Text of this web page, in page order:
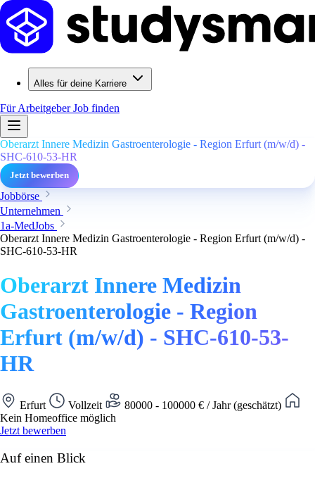
Alles für deine Karriere
Für ArbeitgeberJob finden
Oberarzt Innere Medizin Gastroenterologie - Region Erfurt (m/w/d) -
SHC-610-53-HR
Jetzt bewerben
Jobbörse
Unternehmen
1a-MedJobs
Oberarzt Innere Medizin Gastroenterologie - Region Erfurt (m/w/d) -
SHC-610-53-HR
Oberarzt Innere Medizin
Gastroenterologie - Region
Erfurt (m/w/d) - SHC-610-53-
HR
Erfurt Vollzeit
80000 - 100000 € / Jahr (geschätzt)
Kein Homeoffice möglich
Jetzt bewerben
Auf einen Blick